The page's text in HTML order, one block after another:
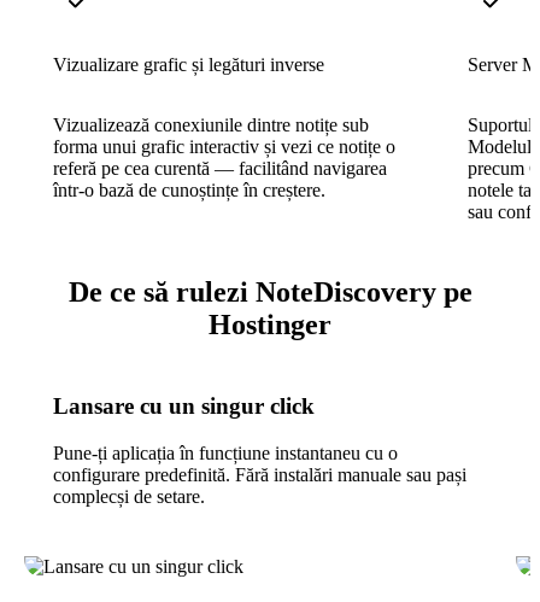
Vizualizare grafic și legături inverse
Vizualizează conexiunile dintre notițe sub
forma unui grafic interactiv și vezi ce notițe o
referă pe cea curentă — facilitând navigarea
într-o bază de cunoștințe în creștere.
Server
Suportul
precum
notele
sau
De ce să rulezi NoteDiscovery pe
Hostinger
Lansare cu un singur click
Pune-ți aplicația în funcțiune instantaneu cu o
configurare predefinită. Fără instalări manuale sau pași
complecși de setare.